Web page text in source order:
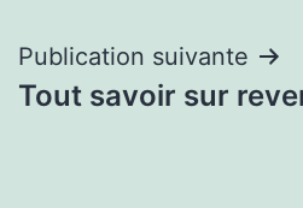
Publication suivante
Tout savoir sur